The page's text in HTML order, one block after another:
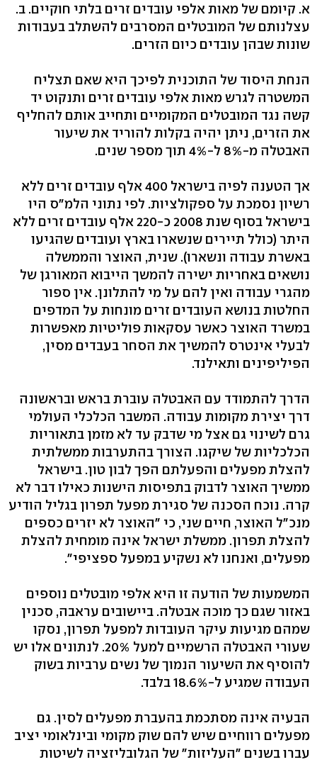
א. קיומם של מאות אלפי עובדים זרים בלתי חוקיים. ב.
עצלנותם של המובטלים המסרבים להשתלב בעבודות
שונות שבהן עובדים כיום הזרים.
הנחת היסוד של התוכנית לפיכך היא שאם תצליח
המשטרה לגרש מאות אלפי עובדים זרים ותנקוט יד
קשה נגד המובטלים המקומיים ותחייב אותם להחליף
את הזרים, ניתן יהיה בקלות להוריד את שיעור
האבטלה מ-8% ל-4% תוך מספר שנים.
אך הטענה לפיה בישראל 400 אלף עובדים זרים ללא
רשיון נסמכת על ספקולציות. לפי נתוני הלמ"ס היו
בישראל בסוף שנת 2008 כ-220 אלף עובדים זרים ללא
היתר (כולל תיירים שנשארו בארץ ועובדים שהגיעו
באשרת עבודה ונשארו). שנית, האוצר והממשלה
נושאים באחריות ישירה להמשך הייבוא המאורגן של
מהגרי עבודה ואין להם על מי להתלונן. אין ספור
החלטות בנושא העובדים זרים מונחות על המדפים
במשרד האוצר כאשר עסקאות פוליטיות מאפשרות
לבעלי אינטרס להמשיך את הסחר בעבדים מסין,
הפיליפינים ותאילנד.
הדרך להתמודד עם האבטלה עוברת בראש ובראשונה
דרך יצירת מקומות עבודה. המשבר הכלכלי העולמי
גרם לשינוי גם אצל מי שדבק עד לא מזמן בתאוריות
הכלכליות של שיקגו. הצורך בהתערבות ממשלתית
להצלת מפעלים והפעלתם הפך לבון טון. בישראל
ממשיך האוצר לדבוק בתפיסות הישנות כאילו דבר לא
קרה. נוכח הסכנה של סגירת מפעל תפרון בגליל הודיע
מנכ"ל האוצר, חיים שני, כי "האוצר לא יזרים כספים
להצלת תפרון. ממשלת ישראל אינה מומחית להצלת
מפעלים, ואנחנו לא נשקיע במפעל ספציפי".
המשמעות של הודעה זו היא אלפי מובטלים נוספים
באזור שגם כך מוכה אבטלה. ביישובים עראבה, סכנין
שמהם מגיעות עיקר העובדות למפעל תפרון, נסקו
שעורי האבטלה הרשמיים למעל 20%. לנתונים אלו יש
להוסיף את השיעור הנמוך של נשים ערביות בשוק
העבודה שמגיע ל-18.6% בלבד.
הבעיה אינה מסתכמת בהעברת מפעלים לסין. גם
מפעלים רווחיים שיש להם שוק מקומי ובינלאומי יציב
עברו בשנים "העליזות" של הגלובליזציה לשיטות